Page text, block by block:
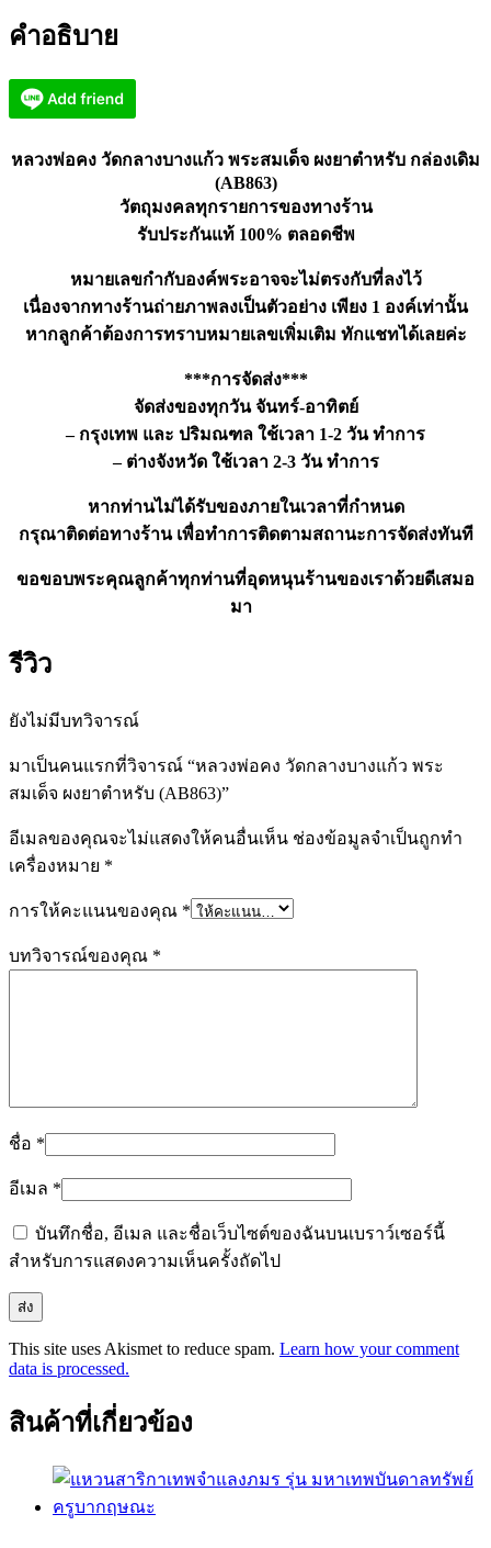
สมเด็จ
ยา
(AB863)
คำอธิบาย
หลวงพ่อคง วัดกลางบางแก้ว พระสมเด็จ ผงยาตำหรับ กล่องเดิม
(AB863)
วัตถุมงคลทุกรายการของทางร้าน
รับประกันแท้ 100% ตลอดชีพ
หมายเลขกำกับองค์พระอาจจะไม่ตรงกับที่ลงไว้
เนื่องจากทางร้านถ่ายภาพลงเป็นตัวอย่าง เพียง 1 องค์เท่านั้น
หากลูกค้าต้องการทราบหมายเลขเพิ่มเติม ทักแชทได้เลยค่ะ
***การจัดส่ง***
จัดส่งของทุกวัน จันทร์-อาทิตย์
– กรุงเทพ และ ปริมณฑล ใช้เวลา 1-2 วัน ทำการ
– ต่างจังหวัด ใช้เวลา 2-3 วัน ทำการ
หากท่านไม่ได้รับของภายในเวลาที่กำหนด
กรุณาติดต่อทางร้าน เพื่อทำการติดตามสถานะการจัดส่งทันที
ขอขอบพระคุณลูกค้าทุกท่านที่อุดหนุนร้านของเราด้วยดีเสมอ
มา
รีวิว
ยังไม่มีบทวิจารณ์
มาเป็นคนแรกที่วิจารณ์ “หลวงพ่อคง วัดกลางบางแก้ว พระ
สมเด็จ ผงยาตำหรับ (AB863)”
อีเมลของคุณจะไม่แสดงให้คนอื่นเห็น ช่องข้อมูลจำเป็นถูกทำ
เครื่องหมาย *
การให้คะแนนของคุณ *
บทวิจารณ์ของคุณ *
ชื่อ *
อีเมล *
บันทึกชื่อ, อีเมล และชื่อเว็บไซต์ของฉันบนเบราว์เซอร์นี้
สำหรับการแสดงความเห็นครั้งถัดไป
This site uses Akismet to reduce spam. Learn how your comment
data is processed.
สินค้าที่เกี่ยวข้อง